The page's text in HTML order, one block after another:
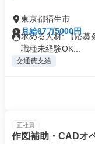
東京都福生市
月給67万5000円
求める人材: 【応募
職種未経験OK...
交通費支給
正社員
作図補助・CADオ